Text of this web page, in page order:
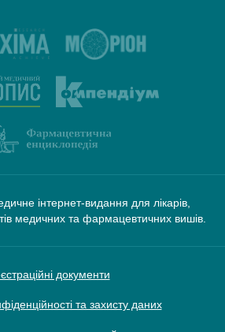
інтернет-видання для лікарів,
медичних та фармацевтичних вишів.
документи
та захисту даних